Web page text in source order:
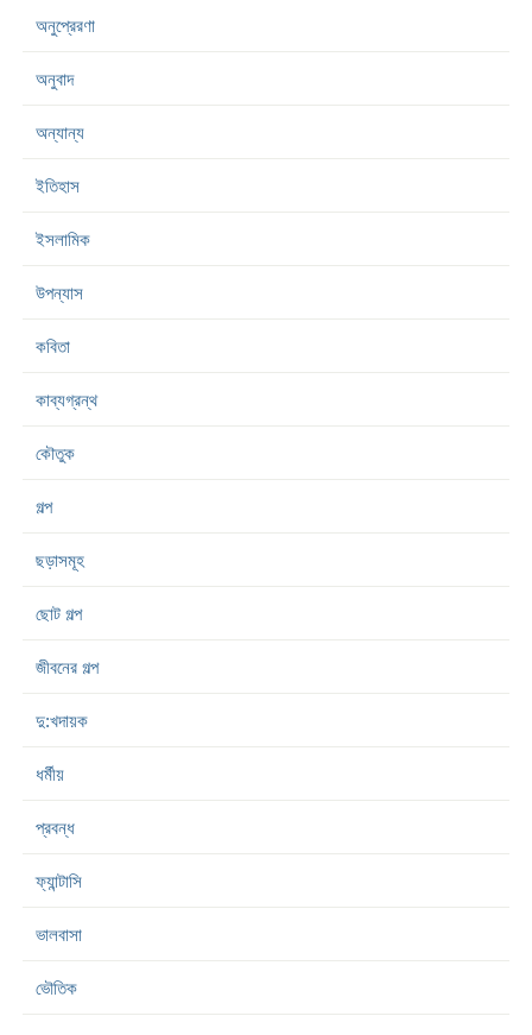
অনুপ্রেরণা
অনুবাদ
অন্যান্য
ইতিহাস
ইসলামিক
উপন্যাস
কবিতা
কাব্যগ্রন্থ
কৌতুক
গল্প
ছড়াসমূহ
ছোট গল্প
জীবনের গল্প
দু:খদায়ক
ধর্মীয়
প্রবন্ধ
ফ্যান্টাসি
ভালবাসা
ভৌতিক